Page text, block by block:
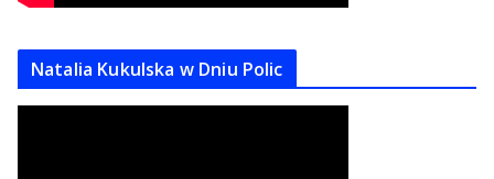
Natalia Kukulska w Dniu Polic